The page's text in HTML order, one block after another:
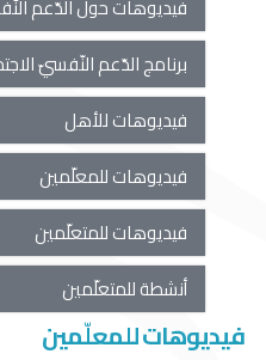
فيديوهات حول الدّعم
برنامج الدّعم النّفسيّ
فيديوهات للأهل
فيديوهات للمعلّمين
فيديوهات للمتعلّمين
أنشطة للمتعلّمين
فيديوهات للمعلّمين